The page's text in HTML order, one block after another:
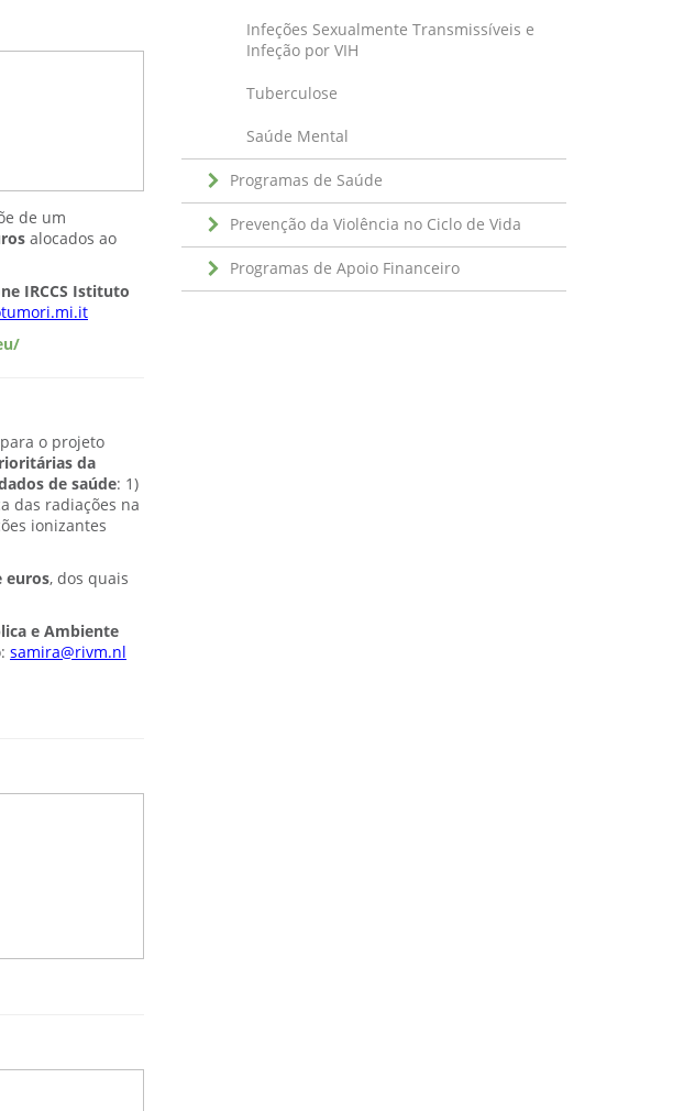
de um
alocados ao
IRCCS Istituto
o projeto
da
de saúde: 1)
das radiações na
ionizantes
euros, dos quais
e Ambiente
samira@rivm.nl
Infeções Sexualmente Transmissíveis e
Infeção por VIH
Tuberculose
Saúde Mental
Programas de Saúde
Prevenção da Violência no Ciclo de Vida
Programas de Apoio Financeiro